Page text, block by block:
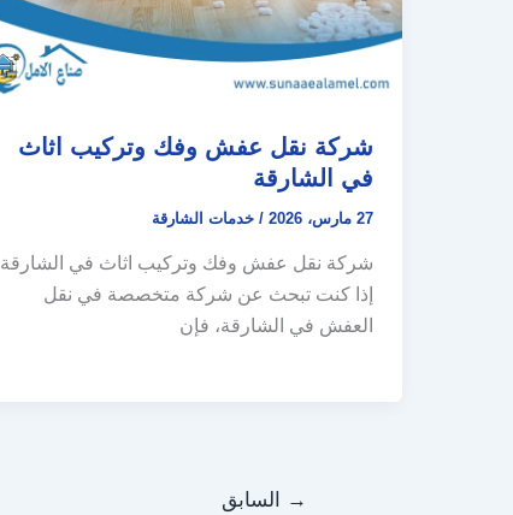
شركة نقل عفش وفك وتركيب اثاث
في الشارقة
27 مارس، 2026 / خدمات الشارقة
شركة نقل عفش وفك وتركيب اثاث في الشارقة
إذا كنت تبحث عن شركة متخصصة في نقل
العفش في الشارقة، فإن
→ السابق